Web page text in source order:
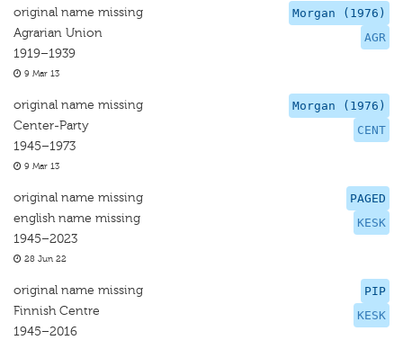
Morgan (1976)
AGR
original name missing
Agrarian Union
1919–1939
9 Mar 13
Morgan (1976)
CENT
original name missing
Center-Party
1945–1973
9 Mar 13
PAGED
KESK
original name missing
english name missing
1945–2023
28 Jun 22
PIP
KESK
original name missing
Finnish Centre
1945–2016